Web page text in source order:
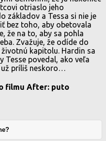
otriaslo jeho
základov a Tessa si nie je
bez toho, aby obetovala
že na to, aby sa pohla
Zvažuje, že odíde do
kapitolu. Hardin sa
Tesse povedal, ako veľa
už príliš neskoro…
filmu After: puto